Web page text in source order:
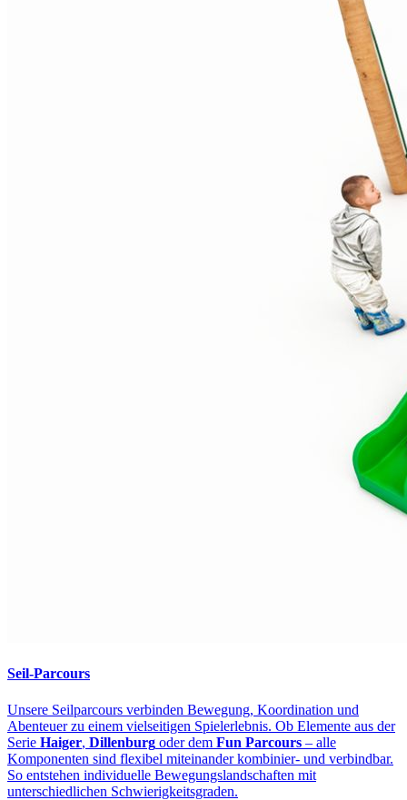
Seil-Parcours
Unsere Seilparcours verbinden Bewegung, Koordination und
Abenteuer zu einem vielseitigen Spielerlebnis. Ob Elemente aus der
Serie Haiger, Dillenburg oder dem Fun Parcours – alle
Komponenten sind flexibel miteinander kombinier- und verbindbar.
So entstehen individuelle Bewegungslandschaften mit
unterschiedlichen Schwierigkeitsgraden.